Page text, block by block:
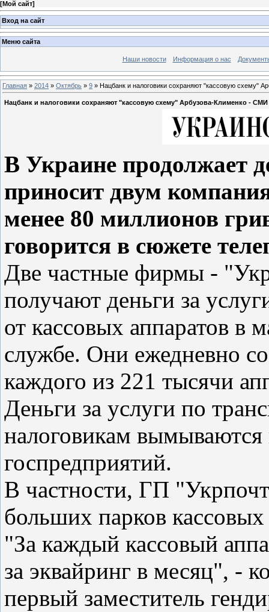
[Мой сайт]
Вход на сайт
Меню сайта
Наши новости Информация о нас
Главная » 2014 » Октябрь » 9 » Нацбанк и налоговики сохраняют "кассовую схему"
Нацбанк и налоговики сохраняют "кассовую схему" Арбузова-Клименко - СМИ
В Украине продолжает
приносит двум
менее 80 миллионов
говорится в сюжете
Две частные фирмы -
получают деньги за
от кассовых аппаратов в
службе. Они ежедневно
каждого из 221 тысячи
Деньги за услуги по
налоговикам вымываются
госпредприятий.
В частности, ГП
больших парков
"За каждый кассовый
за эквайринг в месяц", -
первый заместитель